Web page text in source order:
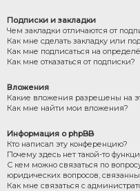
Подписки и закладки
Чем закладки отличаются от
Как мне сделать закладку или
Как мне подписаться на
Как мне отказаться от подписки?
Вложения
Какие вложения разрешены на
Как мне найти мои вложения?
Информация о phpBB
Кто написал эту конференцию?
Почему здесь нет такой-то
С кем можно связаться по
юридических вопросов,
Как мне связаться с